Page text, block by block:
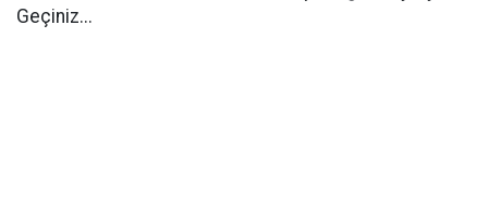
Geçiniz...